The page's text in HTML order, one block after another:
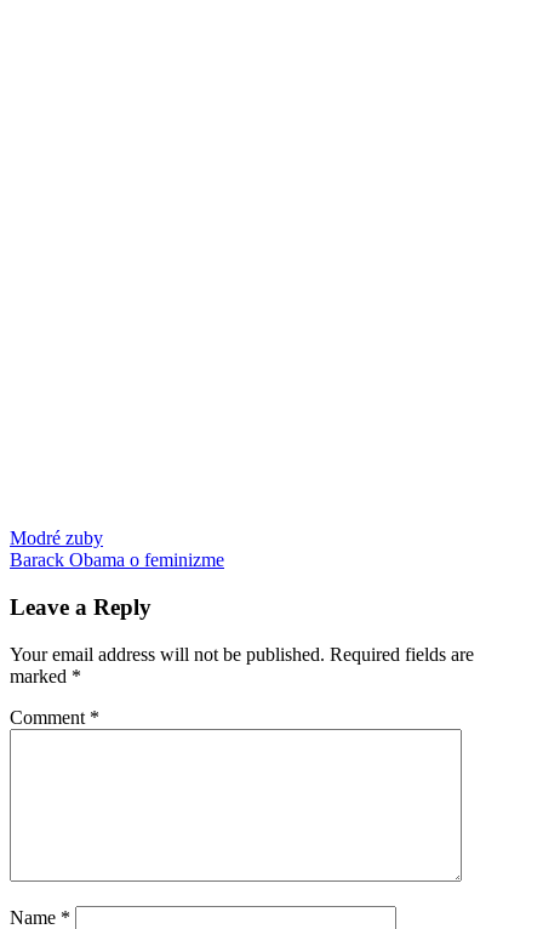
denný
táborKikaKubko
Post
navigation
Previous
Post:
Modré zuby
Next
Barack Obama o feminizme
Leave a Reply
Your email address will not be published. Required fields are
marked *
Comment *
Name *